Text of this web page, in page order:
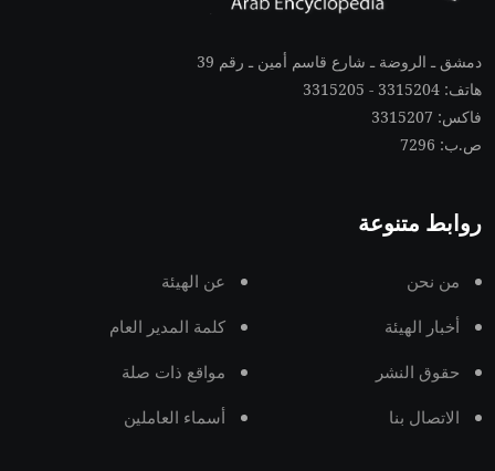
دمشق ـ الروضة ـ شارع قاسم أمين ـ رقم 39
هاتف: 3315204 - 3315205
فاكس: 3315207
ص.ب: 7296
روابط متنوعة
من نحن عن الهيئة
أخبار الهيئة كلمة المدير العام
حقوق النشر مواقع ذات صلة
الاتصال بنا أسماء العاملين